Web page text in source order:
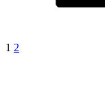
1 2